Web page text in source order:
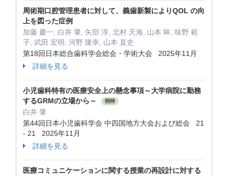
周術期口腔管理患者に対して、義歯新製によりQOL の向
上を図った症例
加藤 慶一, 白井 肇, 矢部 淳, 北村 天海, 山本 眸, 味野 範
子, 武田 宏明, 河野 隆幸, 山本 直史
第18回日本総合歯科学会総会・学術大会 2025年11月
詳細を見る
小児歯科特有の医療安全上の懸念事項～大学病院に勤務
するGRMの立場から～
招待
白井 肇
第44回日本小児歯科学会 中四国地方大会および総会 21
- 21 2025年11月
詳細を見る
医療コミュニケーションに関する授業の再設計に対する